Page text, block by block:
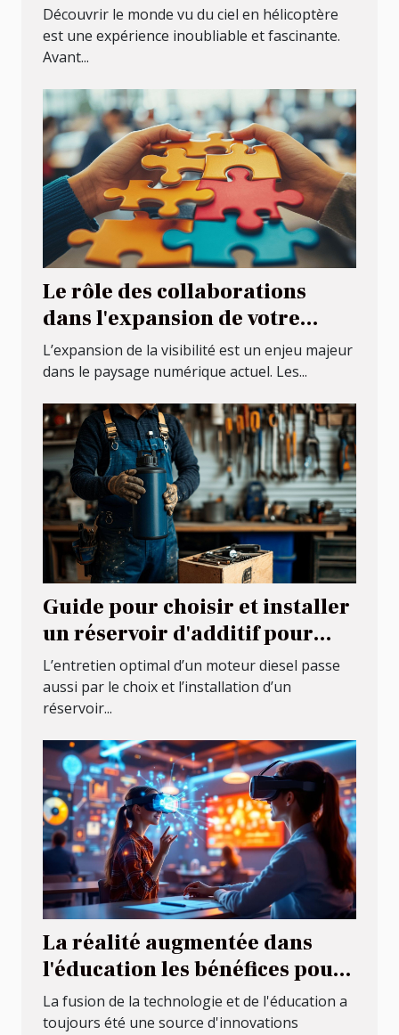
Découvrir le monde vu du ciel en hélicoptère
est une expérience inoubliable et fascinante.
Avant...
Le rôle des collaborations
dans l'expansion de votre
visibilité
L’expansion de la visibilité est un enjeu majeur
dans le paysage numérique actuel. Les...
Guide pour choisir et installer
un réservoir d'additif pour
moteurs diesel
L’entretien optimal d’un moteur diesel passe
aussi par le choix et l’installation d’un
réservoir...
La réalité augmentée dans
l'éducation les bénéfices pour
l'apprentissage moderne
La fusion de la technologie et de l'éducation a
toujours été une source d'innovations